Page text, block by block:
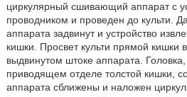
циркулярный сшивающий аппарат с
проводником и проведен до культи.
аппарата задвинут и устройство
кишки. Просвет культи прямой кишки
выдвинутом штоке аппарата.
приводящем отделе толстой кишки,
аппарата сближены и наложен